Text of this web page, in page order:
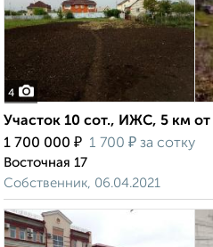
4
Участок 10 сот., ИЖС, 5 км от
1 700 000 ₽ 1 700 ₽ за сотку
Восточная 17
Собственник, 06.04.2021